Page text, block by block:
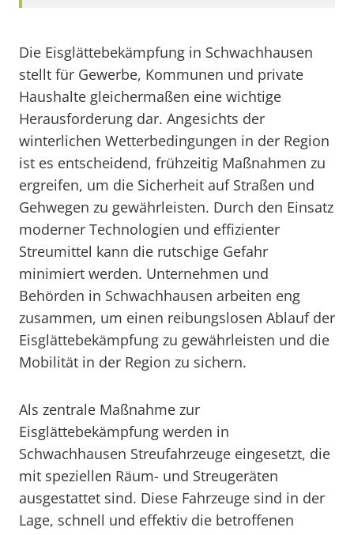
Die Eisglättebekämpfung in Schwachhausen
stellt für Gewerbe, Kommunen und private
Haushalte gleichermaßen eine wichtige
Herausforderung dar. Angesichts der
winterlichen Wetterbedingungen in der Region
ist es entscheidend, frühzeitig Maßnahmen zu
ergreifen, um die Sicherheit auf Straßen und
Gehwegen zu gewährleisten. Durch den Einsatz
moderner Technologien und effizienter
Streumittel kann die rutschige Gefahr
minimiert werden. Unternehmen und
Behörden in Schwachhausen arbeiten eng
zusammen, um einen reibungslosen Ablauf der
Eisglättebekämpfung zu gewährleisten und die
Mobilität in der Region zu sichern.
Als zentrale Maßnahme zur
Eisglättebekämpfung werden in
Schwachhausen Streufahrzeuge eingesetzt, die
mit speziellen Räum- und Streugeräten
ausgestattet sind. Diese Fahrzeuge sind in der
Lage, schnell und effektiv die betroffenen